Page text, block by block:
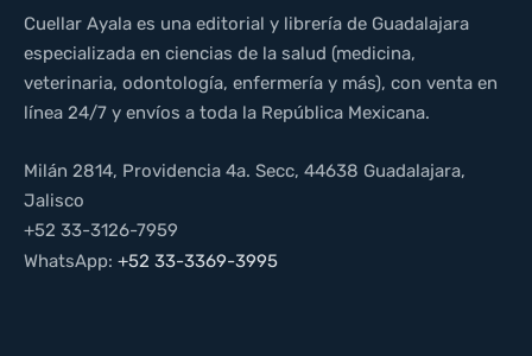
Cuellar Ayala es una editorial y librería de Guadalajara
especializada en ciencias de la salud (medicina,
veterinaria, odontología, enfermería y más), con venta en
línea 24/7 y envíos a toda la República Mexicana.
Milán 2814, Providencia 4a. Secc, 44638 Guadalajara,
Jalisco
+52 33-3126-7959
WhatsApp: +52 33-3369-3995